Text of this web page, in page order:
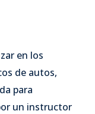
en los
de autos,
para
un instructor